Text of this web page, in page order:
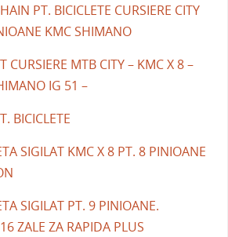
PT. BICICLETE CURSIERE CITY
KMC SHIMANO
CURSIERE MTB CITY – KMC X 8 –
IG 51 –
BICICLETE
SIGILAT KMC X 8 PT. 8 PINIOANE
SIGILAT PT. 9 PINIOANE.
ZALE ZA RAPIDA PLUS